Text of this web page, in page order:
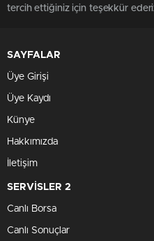
tercih ettiğiniz için teşekkür
SAYFALAR
Üye Girişi
Üye Kaydı
Künye
Hakkımızda
İletişim
SERVİSLER 2
Canlı Borsa
Canlı Sonuçlar